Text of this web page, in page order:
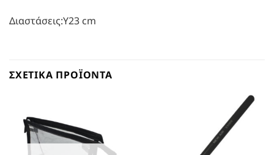
Διαστάσεις:Υ23 cm
ΣΧΕΤΙΚΆ ΠΡΟΪΌΝΤΑ